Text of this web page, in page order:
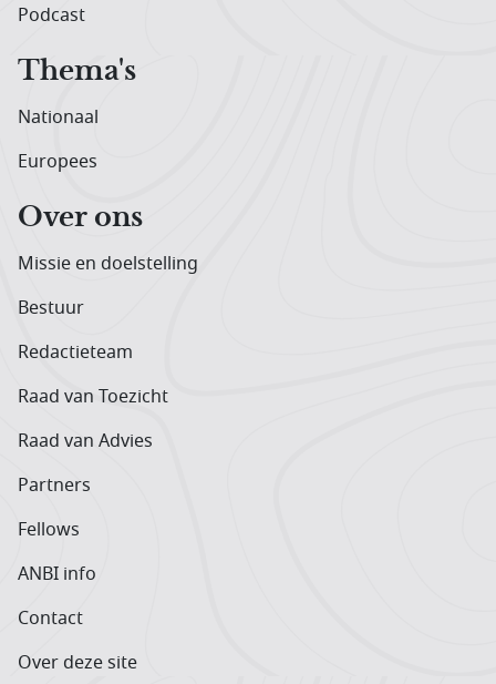
Podcast
Thema's
Nationaal
Europees
Over ons
Missie en doelstelling
Bestuur
Redactieteam
Raad van Toezicht
Raad van Advies
Partners
Fellows
ANBI info
Contact
Over deze site